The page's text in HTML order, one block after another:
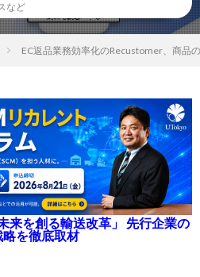
など
EC返品業務効率化のRecustomer、商品
来を創る輸送改革」 先行企業の
略を徹底取材